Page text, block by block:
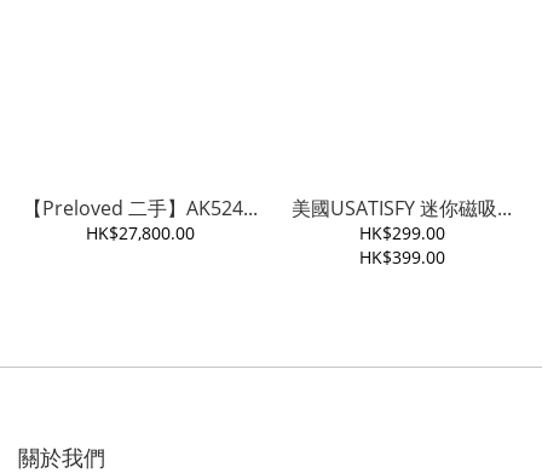
【Preloved 二手】AK524...
HK$27,800.00
美國USATISFY 迷你磁吸...
HK$299.00
HK$399.00
關於我們